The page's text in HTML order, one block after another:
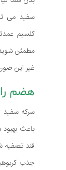
سفید می
کلسیم
مطمئن
غیر این
هضم
سرکه
باعث
قند
جذب